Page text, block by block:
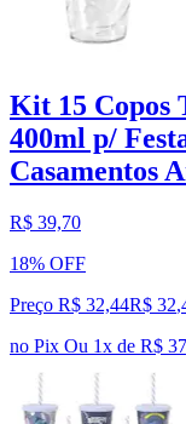
Kit 15 Copos
400ml p/
Casamentos
R$ 39,70
18% OFF
Preço R$ 32,44R$ 32,
no Pix Ou 1x de R$